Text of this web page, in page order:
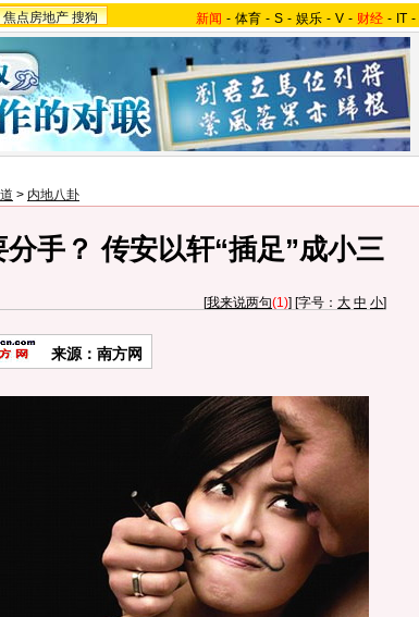
焦点房地产 搜狗 新闻 - 体育 - S - 娱乐 - V - 财经 - IT -
> 内地八卦
手？ 传安以轩“插足”成小三
[我来说两句(1)] [字号： 大 中 小]
来源：南方网